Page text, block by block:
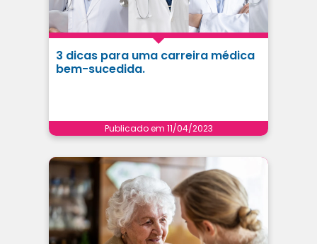
3 dicas para uma carreira médica
bem-sucedida.
Publicado em 11/04/2023